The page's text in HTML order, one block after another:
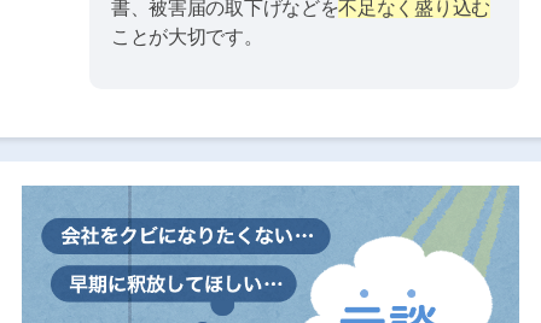
書、被害届の取下げなどを不足なく盛り込む
ことが大切です。